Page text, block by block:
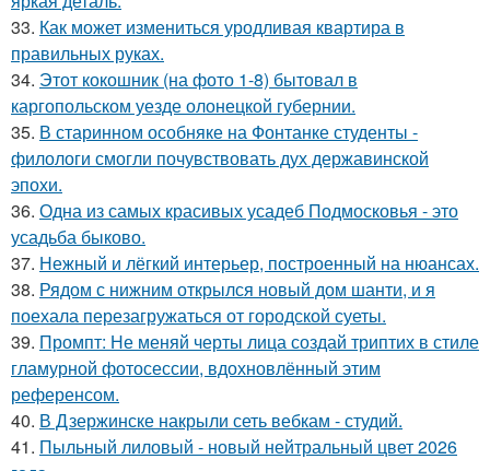
33. Как может измениться уродливая квартира в
правильных руках.
34. Этот кокошник (на фото 1-8) бытовал в
каргопольском уезде олонецкой губернии.
35. В старинном особняке на Фонтанке студенты -
филологи смогли почувствовать дух державинской
эпохи.
36. Одна из самых красивых усадеб Подмосковья - это
усадьба быково.
37. Нежный и лёгкий интерьер, построенный на нюансах.
38. Рядом с нижним открылся новый дом шанти, и я
поехала перезагружаться от городской суеты.
39. Промпт: Не меняй черты лица создай триптих в стиле
гламурной фотосессии, вдохновлённый этим
референсом.
40. В Дзержинске накрыли сеть вебкам - студий.
41. Пыльный лиловый - новый нейтральный цвет 2026